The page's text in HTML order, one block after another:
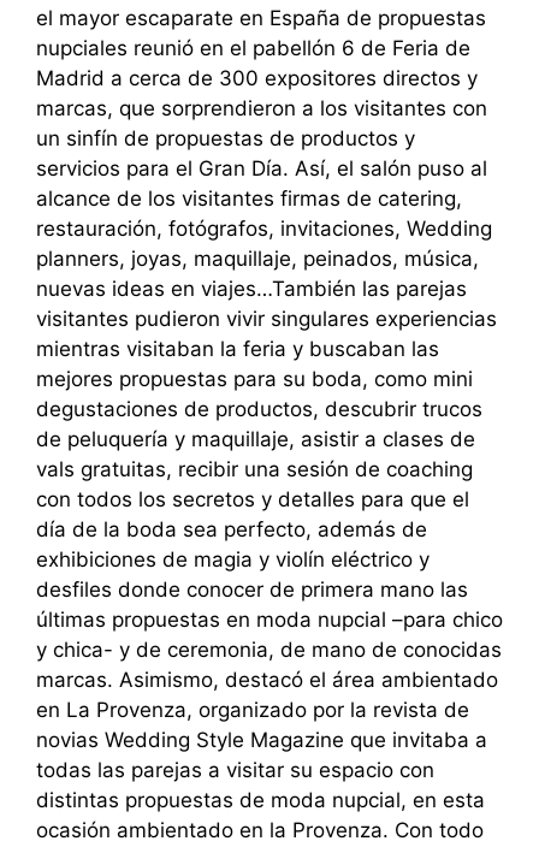
el mayor escaparate en España de propuestas
nupciales reunió en el pabellón 6 de Feria de
Madrid a cerca de 300 expositores directos y
marcas, que sorprendieron a los visitantes con
un sinfín de propuestas de productos y
servicios para el Gran Día. Así, el salón puso al
alcance de los visitantes firmas de catering,
restauración, fotógrafos, invitaciones, Wedding
planners, joyas, maquillaje, peinados, música,
nuevas ideas en viajes…También las parejas
visitantes pudieron vivir singulares experiencias
mientras visitaban la feria y buscaban las
mejores propuestas para su boda, como mini
degustaciones de productos, descubrir trucos
de peluquería y maquillaje, asistir a clases de
vals gratuitas, recibir una sesión de coaching
con todos los secretos y detalles para que el
día de la boda sea perfecto, además de
exhibiciones de magia y violín eléctrico y
desfiles donde conocer de primera mano las
últimas propuestas en moda nupcial –para chico
y chica- y de ceremonia, de mano de conocidas
marcas. Asimismo, destacó el área ambientado
en La Provenza, organizado por la revista de
novias Wedding Style Magazine que invitaba a
todas las parejas a visitar su espacio con
distintas propuestas de moda nupcial, en esta
ocasión ambientado en la Provenza. Con todo